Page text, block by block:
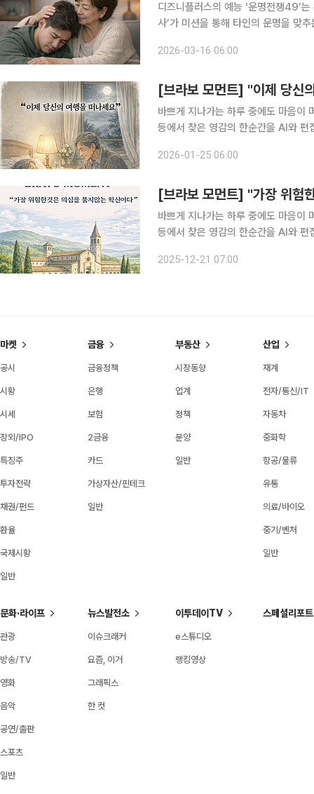
디즈니플러스의 예능 ‘운명전쟁49’
사’가 미션을 통해 타인의 운명을 맞
다. 시니어세대에게 익숙한 생존 공
2026-03-16 06:00
[브라보 모먼트] "이제 당신
바쁘게 지나가는 하루 중에도 마음이
등에서 찾은 영감의 한순간을 AI와 편집국 기자가 전합니다.
칼은 집 안에 머물면서 세상과 계속 거
2026-01-25 06:00
[브라보 모먼트] "가장 위험
바쁘게 지나가는 하루 중에도 마음이
등에서 찾은 영감의 한순간을 AI와 편집국 기자가 전합니다.
다. 외부와 철저히 단절된 공간에서 추
2025-12-21 07:00
마켓
공시
시황
시세
장외/IPO
특징주
투자전략
채권/펀드
환율
국제시황
일반
금융
금융정책
은행
보험
2금융
카드
가상자산/핀테크
일반
부동산
시장동향
업계
정책
분양
일반
산업
재계
전자/통신/IT
자동차
중화학
항공/물류
유통
의료/바이오
중기/벤처
일반
문화·라이프
관광
방송/TV
영화
음악
공연/출판
스포츠
일반
뉴스발전소
이슈크래커
요즘, 이거
그래픽스
한 컷
이투데이TV
e스튜디오
랭킹영상
스페셜리포트